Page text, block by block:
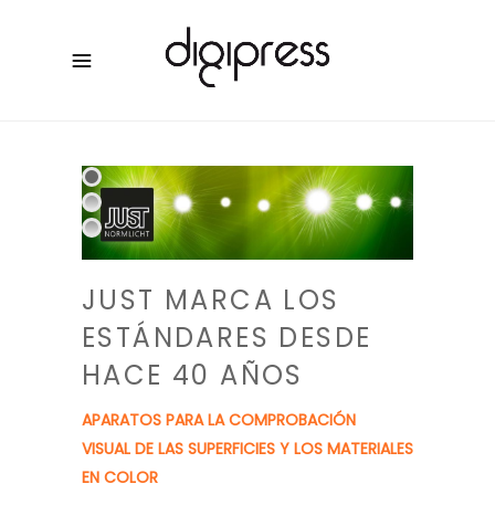
JUST MARCA LOS
ESTÁNDARES DESDE
HACE 40 AÑOS
APARATOS PARA LA COMPROBACIÓN
VISUAL DE LAS SUPERFICIES Y LOS MATERIALES
EN COLOR